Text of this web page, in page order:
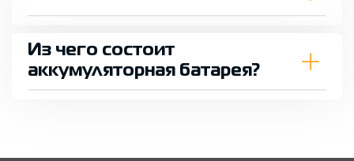
Из чего состоит
аккумуляторная батарея?